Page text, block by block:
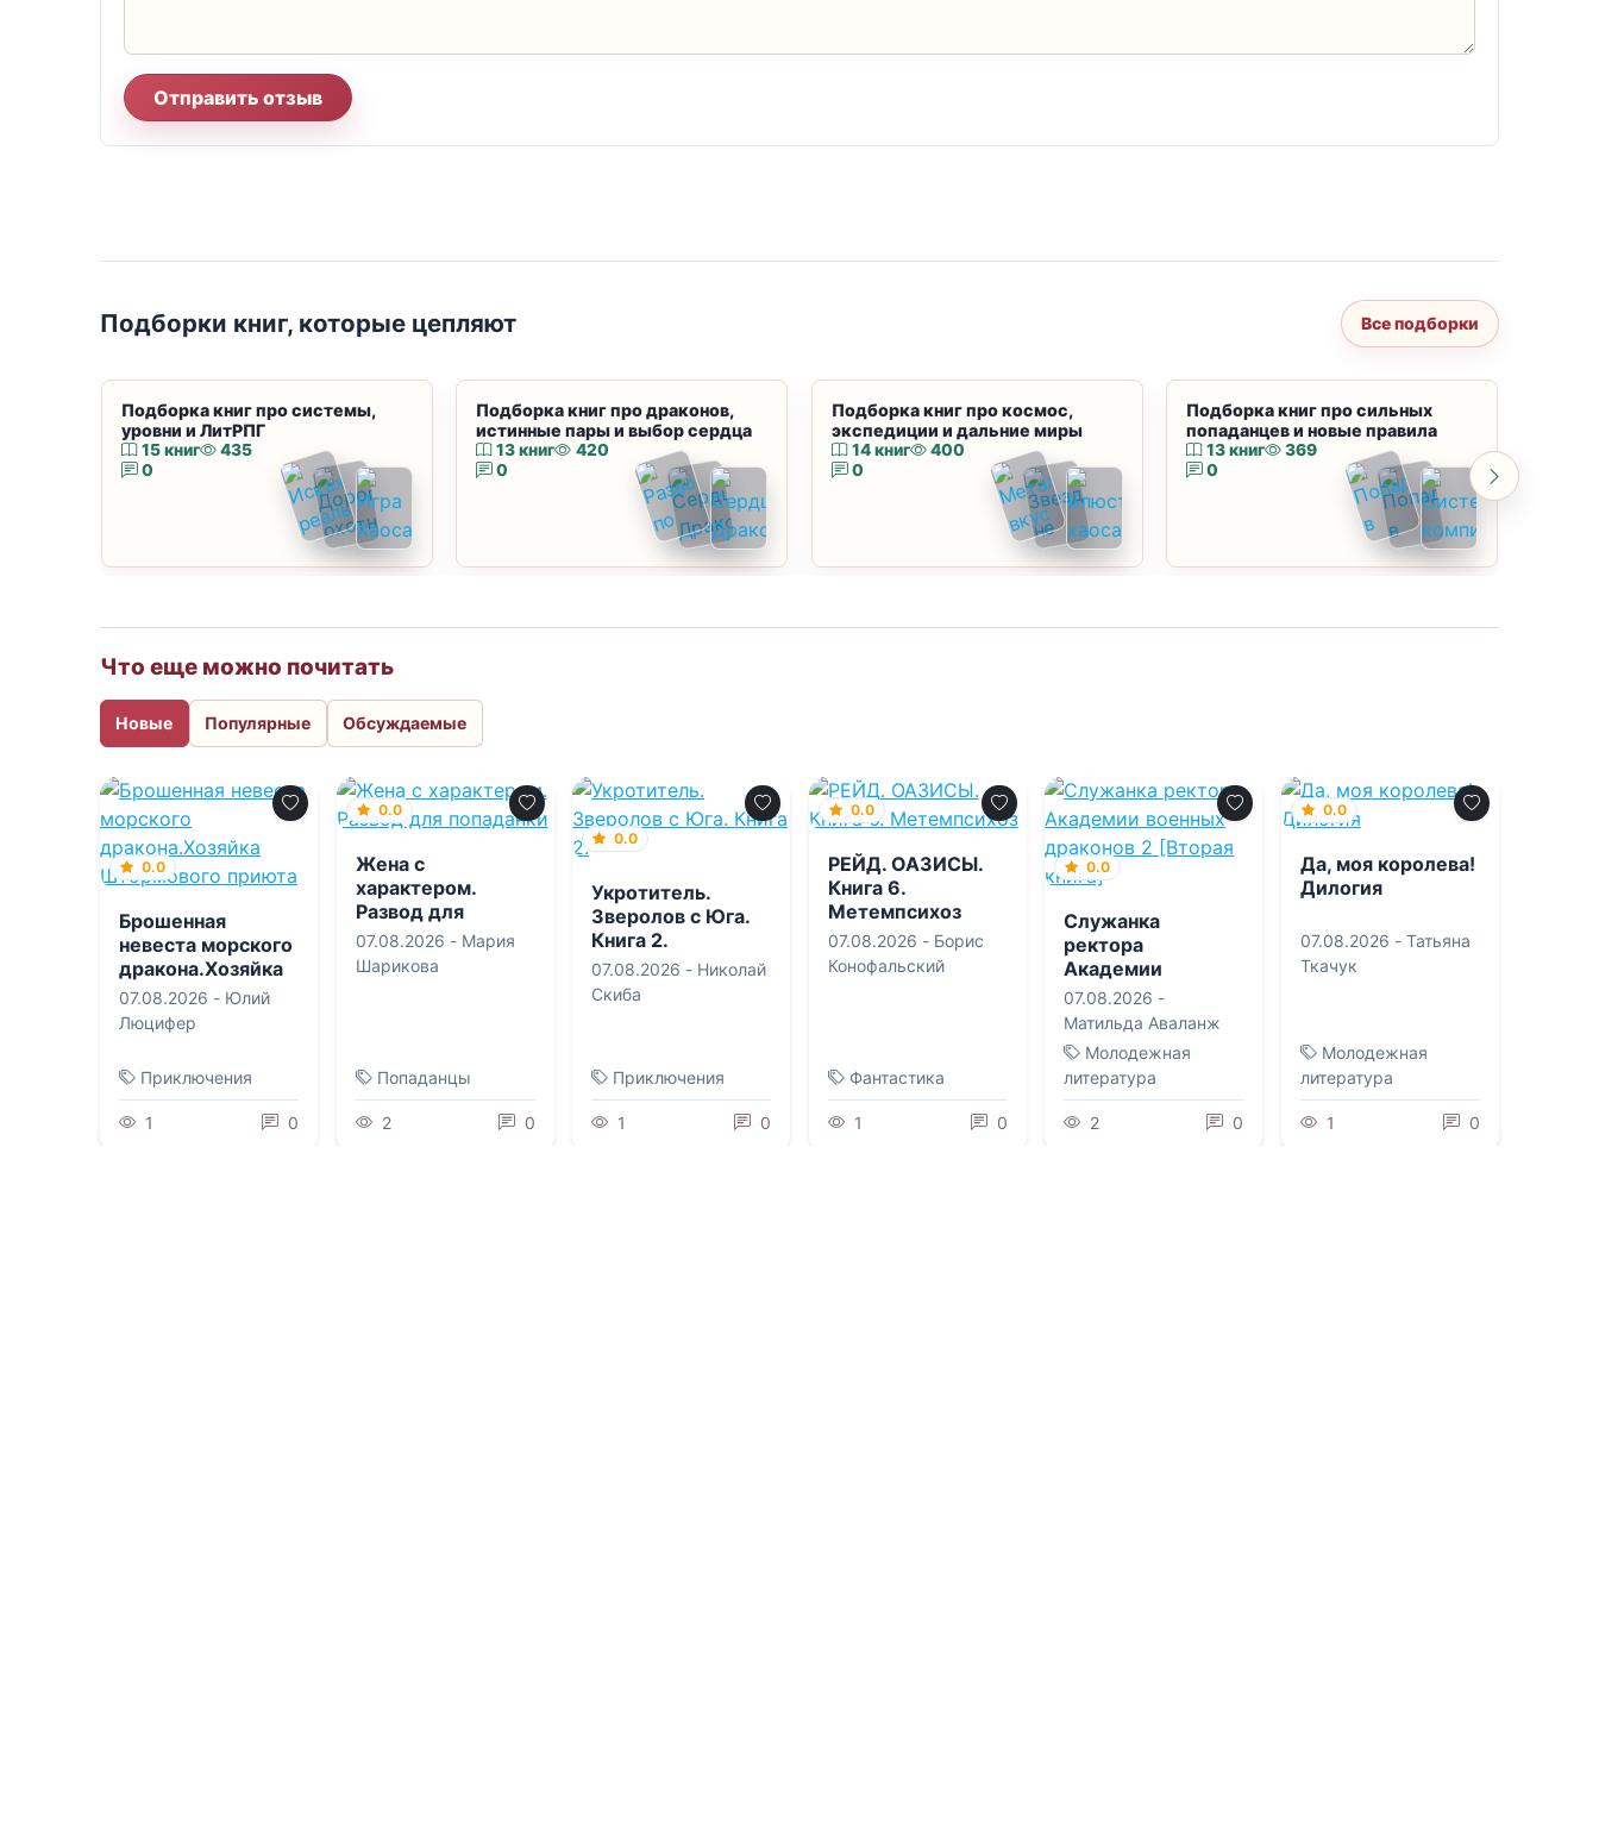
Отправить отзыв
Подборки книг, которые цепляют Все подборки
Подборка книг про системы,
уровни и ЛитРПГ
15 книг
435
0
Подборка книг про драконов,
истинные пары и выбор сердца
13 книг
420
0
Подборка книг про космос,
экспедиции и дальние миры
14 книг
400
0
Подборка книг про сильных
попаданцев и новые правила
13 книг
369
0
Что еще можно почитать
Новые Популярные Обсуждаемые
0.0
Брошенная
невеста морского
дракона.Хозяйка
Штормового
приюта
07.08.2026 - Юлий
Люцифер
Приключения
1 0
0.0
Жена с
характером.
Развод для
попаданки
07.08.2026 - Мария
Шарикова
Попаданцы
2 0
0.0
Укротитель.
Зверолов с Юга.
Книга 2.
07.08.2026 - Николай
Скиба
Приключения
1 0
0.0
РЕЙД. ОАЗИСЫ.
Книга 6.
Метемпсихоз
07.08.2026 - Борис
Конофальский
Фантастика
1 0
0.0
Служанка
ректора
Академии
военных драконов
2 [Вторая книга]
07.08.2026 -
Матильда Аваланж
Молодежная
литература
2 0
0.0
Да, моя королева!
Дилогия
07.08.2026 - Татьяна
Ткачук
Молодежная
литература
1 0